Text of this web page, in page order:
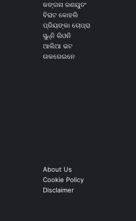
କଙ୍ଗନା ରଣୟୁତଂ
ବିରାଟ କୋହଲି
ପ୍ରିୟଙ୍କା ଚୋପ୍ରା
ସୁନ୍ନି ଲିଓନି
ଆଲିଆ ଭଟ
ଉକରେଇନେ
About Us
Cookie Policy
Disclaimer